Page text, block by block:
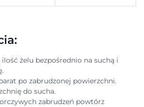
żelu bezpośrednio na suchą i
po zabrudzonej powierzchni.
do sucha.
zabrudzeń powtórz